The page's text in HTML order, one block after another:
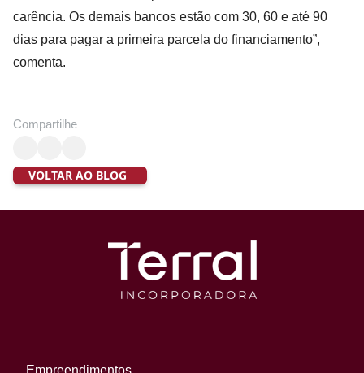
carência. Os demais bancos estão com 30, 60 e até 90
dias para pagar a primeira parcela do financiamento”,
comenta.
Compartilhe
VOLTAR AO BLOG
Empreendimentos